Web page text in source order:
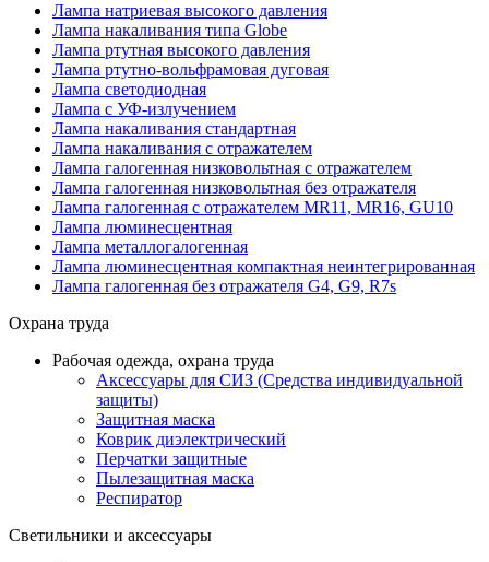
Лампа натриевая высокого давления
Лампа накаливания типа Globe
Лампа ртутная высокого давления
Лампа ртутно-вольфрамовая дуговая
Лампа светодиодная
Лампа с УФ-излучением
Лампа накаливания стандартная
Лампа накаливания с отражателем
Лампа галогенная низковольтная с отражателем
Лампа галогенная низковольтная без отражателя
Лампа галогенная с отражателем MR11, MR16, GU10
Лампа люминесцентная
Лампа металлогалогенная
Лампа люминесцентная компактная неинтегрированная
Лампа галогенная без отражателя G4, G9, R7s
Охрана труда
Рабочая одежда, охрана труда
Аксессуары для СИЗ (Средства индивидуальной
защиты)
Защитная маска
Коврик диэлектрический
Перчатки защитные
Пылезащитная маска
Респиратор
Светильники и аксессуары